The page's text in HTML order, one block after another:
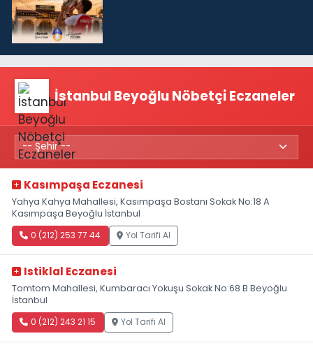
İstanbul Beyoğlu Nöbetçi Eczaneler
Kasımpaşa Eczanesi
Yahya Kahya Mahallesi, Kasımpaşa Bostanı Sokak No:18 A
Kasımpaşa Beyoğlu İstanbul
0 (212) 253 77 44 Yol Tarifi Al
Istiklal Eczanesi
Tomtom Mahallesi, Kumbaracı Yokuşu Sokak No:68 B Beyoğlu
İstanbul
0 (212) 243 21 15 Yol Tarifi Al